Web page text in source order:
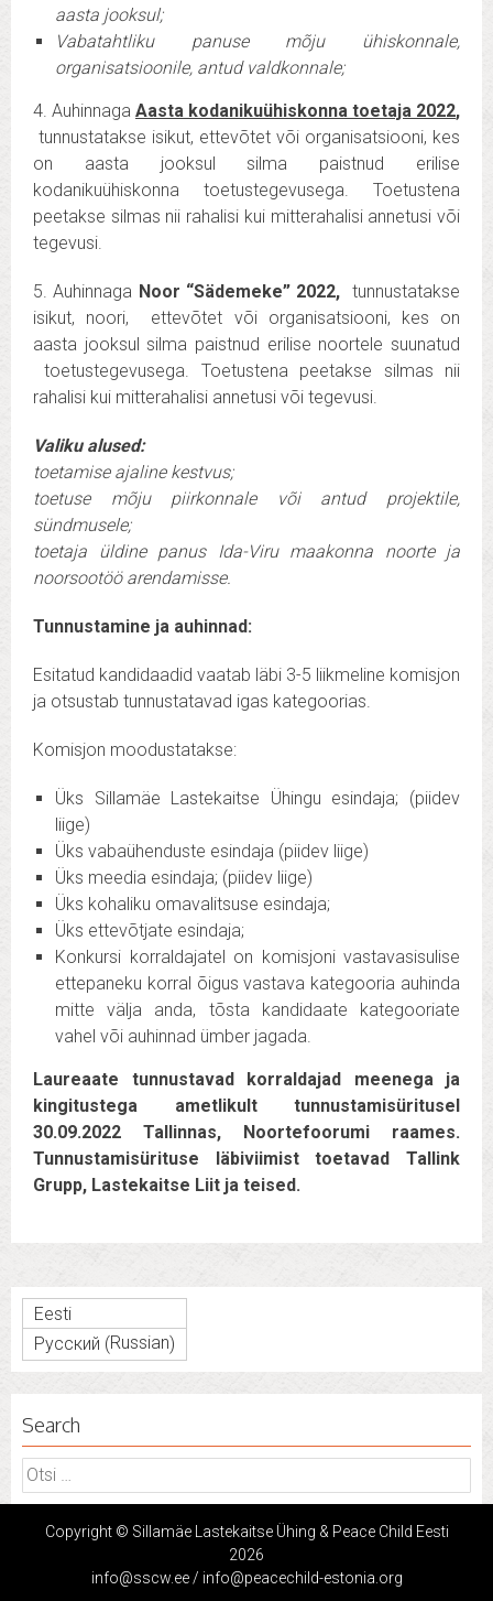
aasta jooksul;
Vabatahtliku panuse mõju ühiskonnale,
organisatsioonile, antud valdkonnale;
4. Auhinnaga Aasta kodanikuühiskonna toetaja 2022,
tunnustatakse isikut, ettevõtet või organisatsiooni, kes
on aasta jooksul silma paistnud erilise
kodanikuühiskonna toetustegevusega. Toetustena
peetakse silmas nii rahalisi kui mitterahalisi annetusi või
tegevusi.
5. Auhinnaga Noor “Sädemeke” 2022, tunnustatakse
isikut, noori, ettevõtet või organisatsiooni, kes on
aasta jooksul silma paistnud erilise noortele suunatud
toetustegevusega. Toetustena peetakse silmas nii
rahalisi kui mitterahalisi annetusi või tegevusi.
Valiku alused:
toetamise ajaline kestvus;
toetuse mõju piirkonnale või antud projektile,
sündmusele;
toetaja üldine panus Ida-Viru maakonna noorte ja
noorsootöö arendamisse.
Tunnustamine ja auhinnad:
Esitatud kandidaadid vaatab läbi 3-5 liikmeline komisjon
ja otsustab tunnustatavad igas kategoorias.
Komisjon moodustatakse:
Üks Sillamäe Lastekaitse Ühingu esindaja; (piidev
liige)
Üks vabaühenduste esindaja (piidev liige)
Üks meedia esindaja; (piidev liige)
Üks kohaliku omavalitsuse esindaja;
Üks ettevõtjate esindaja;
Konkursi korraldajatel on komisjoni vastavasisulise
ettepaneku korral õigus vastava kategooria auhinda
mitte välja anda, tõsta kandidaate kategooriate
vahel või auhinnad ümber jagada.
Laureaate tunnustavad korraldajad meenega ja
kingitustega ametlikult tunnustamisüritusel
30.09.2022 Tallinnas, Noortefoorumi raames.
Tunnustamisürituse läbiviimist toetavad Tallink
Grupp, Lastekaitse Liit ja teised.
Eesti
Русский (Russian)
Search
Otsi:
Copyright © Sillamäe Lastekaitse Ühing & Peace Child Eesti
2026
info@sscw.ee / info@peacechild-estonia.org